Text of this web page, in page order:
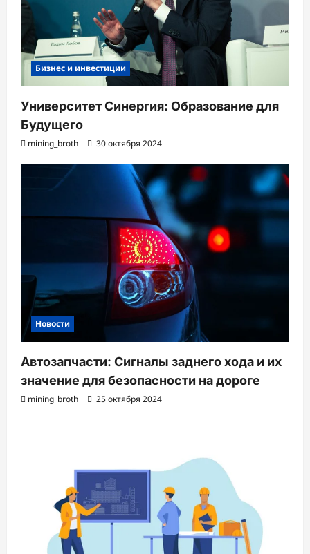
Бизнес и инвестиции
Университет Синергия: Образование для
Будущего
mining_broth 30 октября 2024
Новости
Автозапчасти: Сигналы заднего хода и их
значение для безопасности на дороге
mining_broth 25 октября 2024